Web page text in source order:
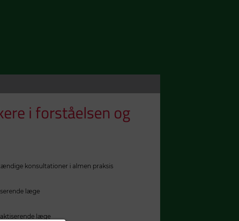
i forståelsen og
konsultationer i almen praksis
læge
læge